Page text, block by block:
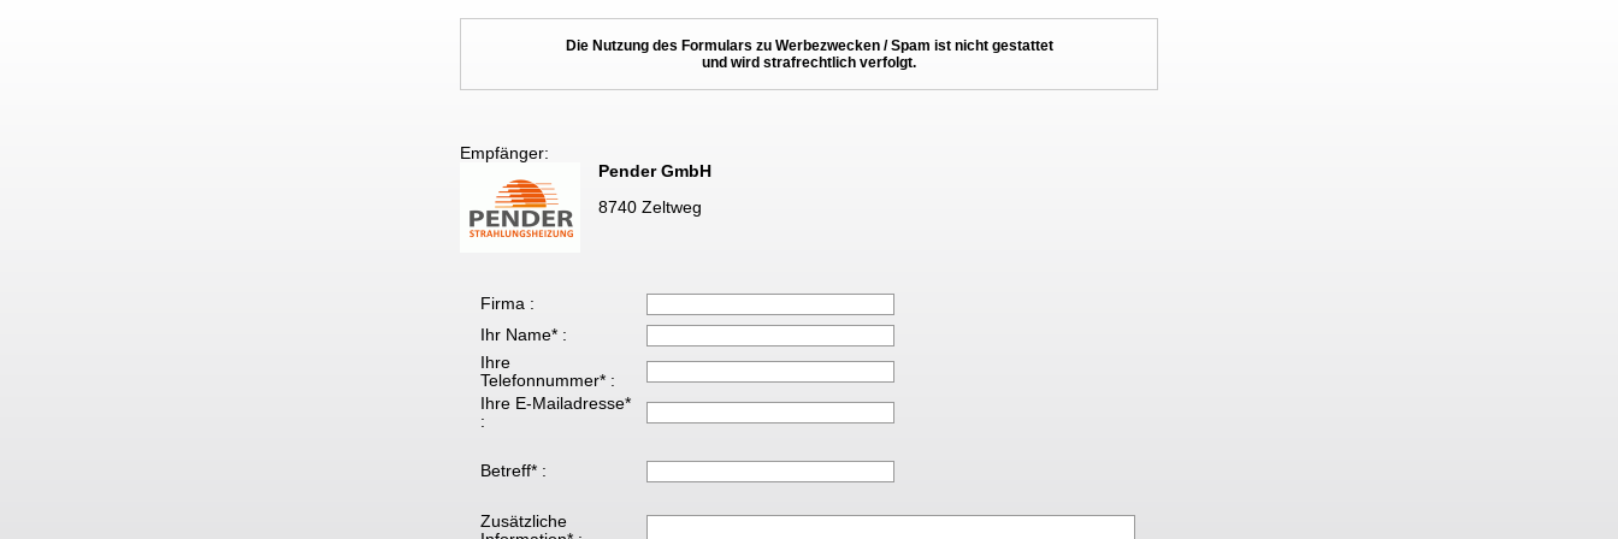
Die Nutzung des Formulars zu Werbezwecken / Spam ist nicht gestattet
und wird strafrechtlich verfolgt.
Empfänger:
Pender GmbH
8740 Zeltweg
Firma :
Ihr Name* :
Ihre
Telefonnummer* :
Ihre E-Mailadresse*
:
Betreff* :
Zusätzliche